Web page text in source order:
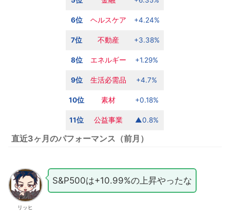
6位 ヘルスケア +4.24%
7位 不動産 +3.38%
8位 エネルギー +1.29%
9位 生活必需品 +4.7%
10位 素材 +0.18%
11位 公益事業 ▲0.8%
直近3ヶ月のパフォーマンス （前月）
リッヒ
S&P500は+10.99%の上昇やったな